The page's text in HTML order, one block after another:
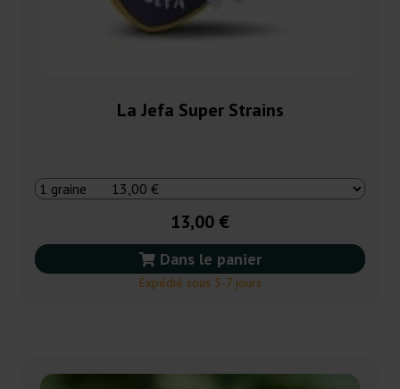
La Jefa Super Strains
13,00 €
Dans le panier
Expédié sous 3-7 jours